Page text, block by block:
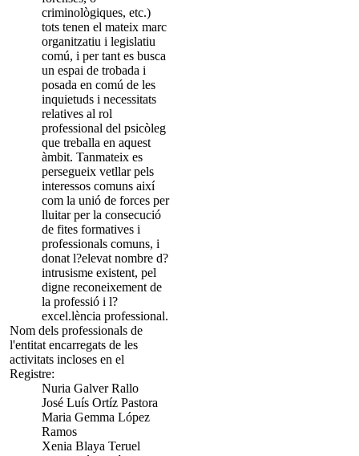
criminològiques, etc.)
tots tenen el mateix marc
organitzatiu i legislatiu
comú, i per tant es busca
un espai de trobada i
posada en comú de les
inquietuds i necessitats
relatives al rol
professional del psicòleg
que treballa en aquest
àmbit. Tanmateix es
persegueix vetllar pels
interessos comuns així
com la unió de forces per
lluitar per la consecució
de fites formatives i
professionals comuns, i
donat l?elevat nombre d?
intrusisme existent, pel
digne reconeixement de
la professió i l?
excel.lència professional.
Nom dels professionals de
l'entitat encarregats de les
activitats incloses en el
Registre:
Nuria Galver Rallo
José Luís Ortíz Pastora
Maria Gemma López
Ramos
Xenia Blaya Teruel